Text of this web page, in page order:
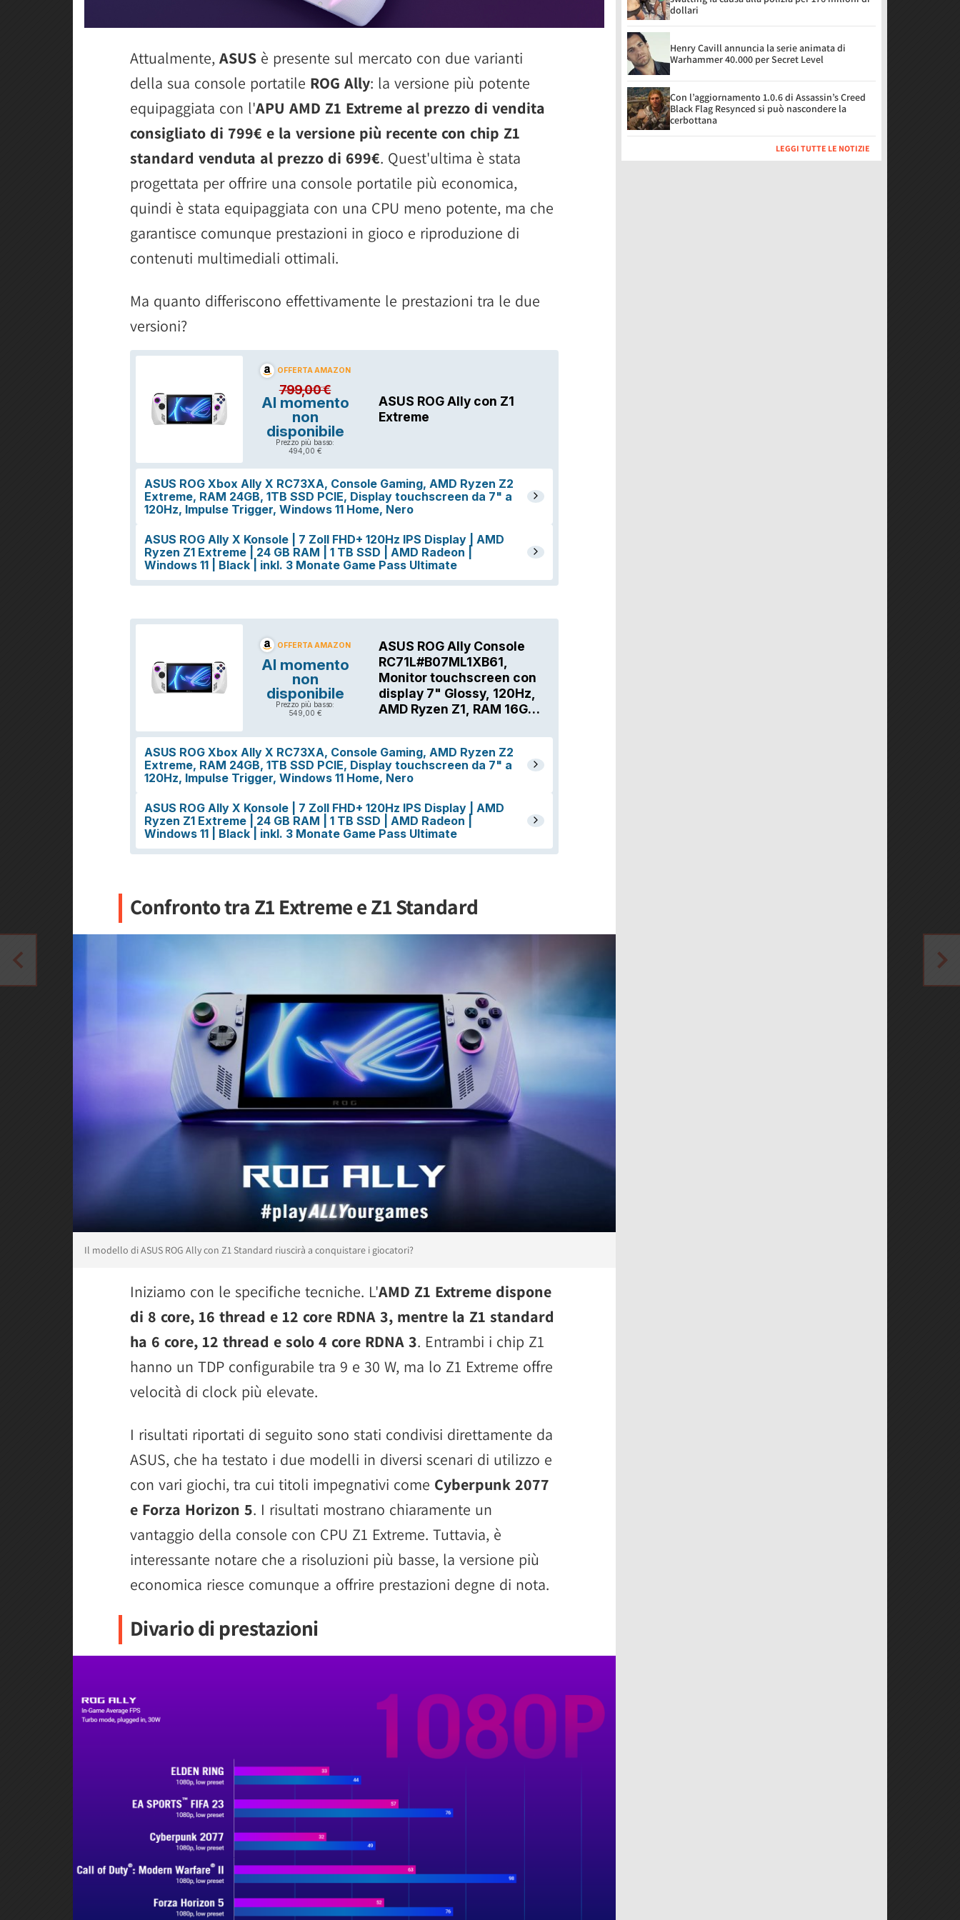
Attualmente, ASUS è presente sul mercato con due varianti
della sua console portatile ROG Ally: la versione più potente
equipaggiata con l'APU AMD Z1 Extreme al prezzo di vendita
consigliato di 799€ e la versione più recente con chip Z1
standard venduta al prezzo di 699€. Quest'ultima è stata
progettata per offrire una console portatile più economica,
quindi è stata equipaggiata con una CPU meno potente, ma che
garantisce comunque prestazioni in gioco e riproduzione di
contenuti multimediali ottimali.
Ma quanto differiscono effettivamente le prestazioni tra le due
versioni?
Confronto tra Z1 Extreme e Z1 Standard
Il modello di ASUS ROG Ally con Z1 Standard riuscirà a conquistare i giocatori?
Iniziamo con le specifiche tecniche. L'AMD Z1 Extreme dispone
di 8 core, 16 thread e 12 core RDNA 3, mentre la Z1 standard
ha 6 core, 12 thread e solo 4 core RDNA 3. Entrambi i chip Z1
hanno un TDP configurabile tra 9 e 30 W, ma lo Z1 Extreme offre
velocità di clock più elevate.
I risultati riportati di seguito sono stati condivisi direttamente da
ASUS, che ha testato i due modelli in diversi scenari di utilizzo e
con vari giochi, tra cui titoli impegnativi come Cyberpunk 2077
e Forza Horizon 5. I risultati mostrano chiaramente un
vantaggio della console con CPU Z1 Extreme. Tuttavia, è
interessante notare che a risoluzioni più basse, la versione più
economica riesce comunque a offrire prestazioni degne di nota.
Divario di prestazioni
dollari
Henry Cavill annuncia la serie animata di
Warhammer 40.000 per Secret Level
Con l’aggiornamento 1.0.6 di Assassin’s Creed
Black Flag Resynced si può nascondere la
cerbottana
LEGGI TUTTE LE NOTIZIE